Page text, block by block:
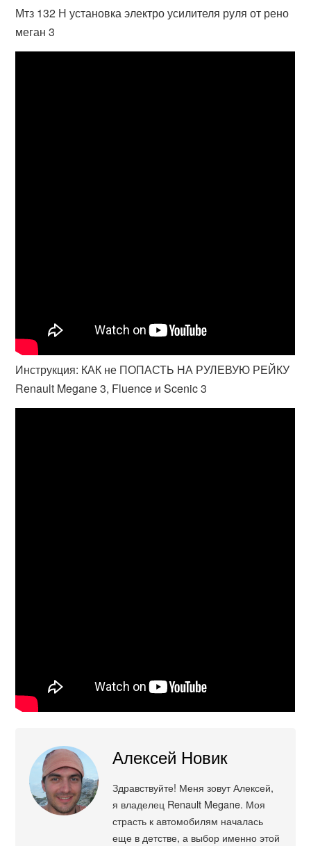
Мтз 132 Н установка электро усилителя руля от рено
меган 3
Инструкция: КАК не ПОПАСТЬ НА РУЛЕВУЮ РЕЙКУ
Renault Megane 3, Fluence и Scenic 3
Алексей Новик
Здравствуйте! Меня зовут Алексей,
я владелец Renault Megane. Моя
страсть к автомобилям началась
еще в детстве, а выбор именно этой